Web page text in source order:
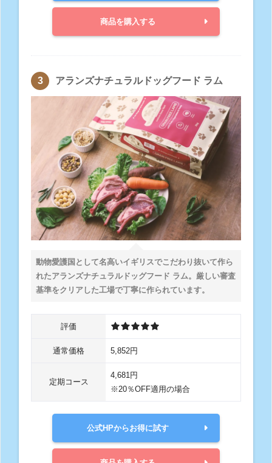
商品を購入する
アランズナチュラルドッグフード ラム
動物愛護国として名高いイギリスでこだわり抜いて作ら
れたアランズナチュラルドッグフード ラム。厳しい審査
基準をクリアした工場で丁寧に作られています。
評価
通常価格 5,852円
定期コース
4,681円
※20％OFF適用の場合
公式HPからお得に試す